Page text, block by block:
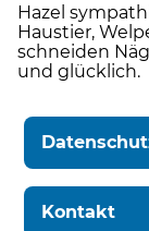
Hazel
Haustier,
schneiden
und glücklich.
Kontakt